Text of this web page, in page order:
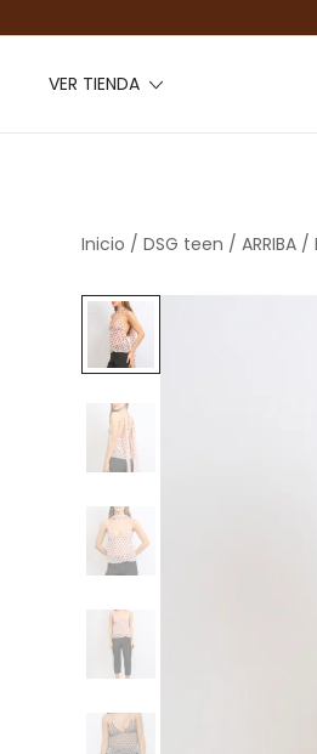
VER TIENDA
Inicio / DSG teen / ARRIBA /